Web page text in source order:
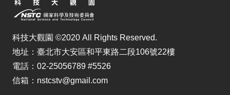
科技大觀園 ©2020 All Rights Reserved.
地址：臺北市大安區和平東路二段106號22樓
電話：02-25056789 #5526
信箱：nstcstv@gmail.com